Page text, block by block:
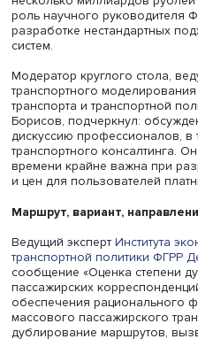
Фото: пресс-служба
транспортной
Такой порядок можно
моделей, учитывая
дифференциации
виды транспорта.
Например, при разработке
транспортной системы
общественного
первых оценивается в
рублей, но следует
часть горожан перейдет
транспорт ввиду
появляются новые